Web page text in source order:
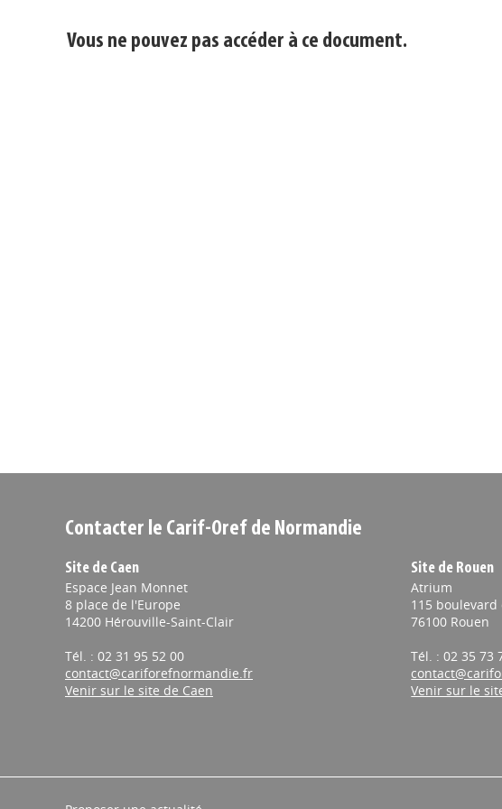
Vous ne pouvez pas accéder à ce document.
Contacter le Carif-Oref de Normandie
Site de Caen
Espace Jean Monnet
8 place de l'Europe
14200 Hérouville-Saint-Clair
Tél. : 02 31 95 52 00
contact@cariforefnormandie.fr
Venir sur le site de Caen
Site de Rouen
Atrium
115 boulevard
76100 Rouen
Tél. : 02 35 73
Venir sur le